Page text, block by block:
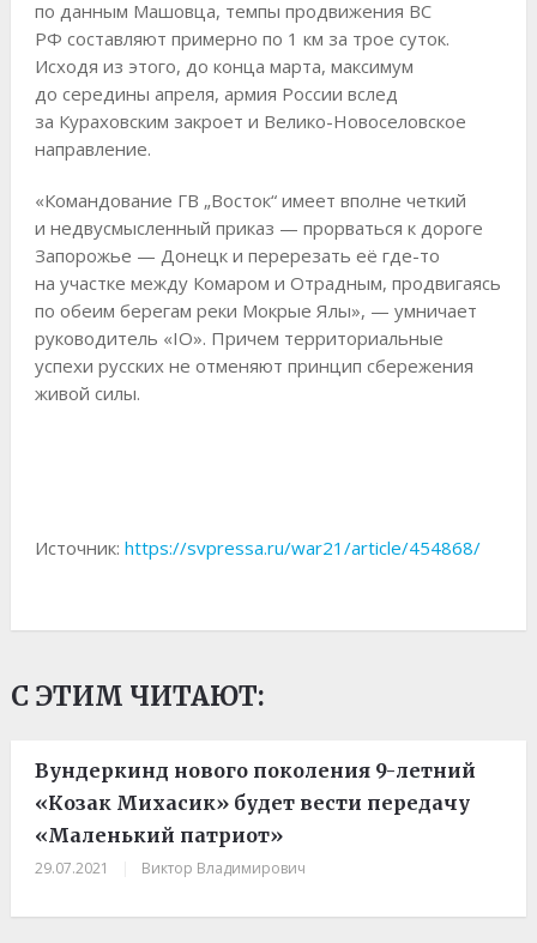
по данным Машовца, темпы продвижения ВС
РФ составляют примерно по 1 км за трое суток.
Исходя из этого, до конца марта, максимум
до середины апреля, армия России вслед
за Кураховским закроет и Велико-Новоселовское
направление.
«Командование ГВ „Восток“ имеет вполне четкий
и недвусмысленный приказ — прорваться к дороге
Запорожье — Донецк и перерезать её где-то
на участке между Комаром и Отрадным, продвигаясь
по обеим берегам реки Мокрые Ялы», — умничает
руководитель «IO». Причем территориальные
успехи русских не отменяют принцип сбережения
живой силы.
Источник: https://svpressa.ru/war21/article/454868/
С ЭТИМ ЧИТАЮТ:
Вундеркинд нового поколения 9-летний
«Козак Михасик» будет вести передачу
«Маленький патриот»
29.07.2021 Виктор Владимирович